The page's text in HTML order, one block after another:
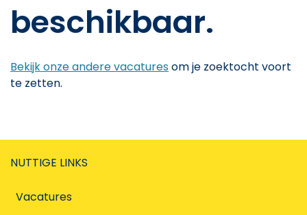
beschikbaar.
Bekijk onze andere vacaturesom je zoektocht voort
te zetten.
NUTTIGE LINKS
Vacatures